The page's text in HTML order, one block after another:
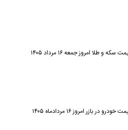
سکه و طلا امروز جمعه ۱۶ مرداد ۱۴۰۵
خودرو در بازر امروز ۱۶ مردادماه ۱۴۰۵